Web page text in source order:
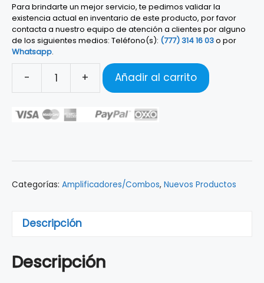
Para brindarte un mejor servicio, te pedimos validar la
existencia actual en inventario de este producto, por favor
contacta a nuestro equipo de atención a clientes por alguno
de los siguientes medios: Teléfono(s): (777) 314 16 03o por
Whatsapp.
-
COMBO
25W
Y
CODE25
+ Añadir al carrito
Categorías: Amplificadores/Combos, Nuevos Productos
Descripción
Descripción